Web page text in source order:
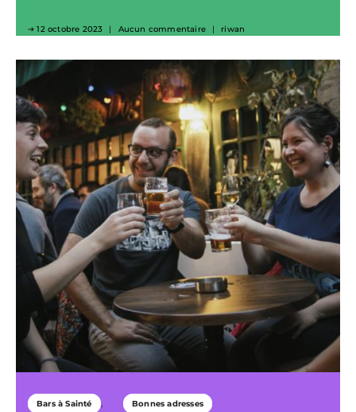
12 octobre 2023 Aucun commentaire riwan
Bars à Sainté Bonnes adresses